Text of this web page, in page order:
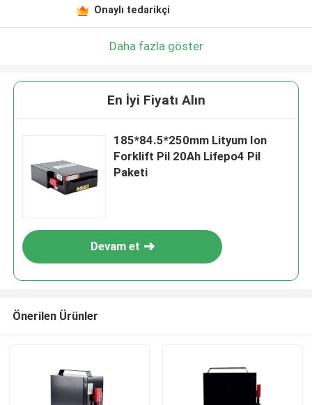
Onaylı tedarikçi
Daha fazla göster
En İyi Fiyatı Alın
185*84.5*250mm Lityum Ion
Forklift Pil 20Ah Lifepo4 Pil
Paketi
Devam et
Önerilen Ürünler